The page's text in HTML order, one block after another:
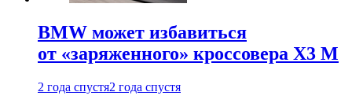
BMW может избавиться
от «заряженного» кроссовера X3 M
2 года спустя2 года спустя